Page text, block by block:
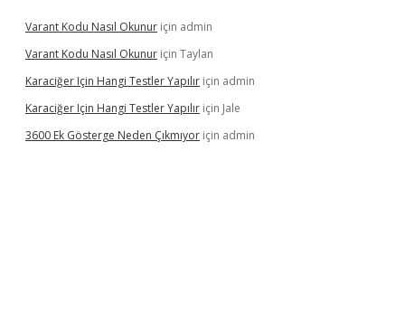
Varant Kodu Nasıl Okunur için admin
Varant Kodu Nasıl Okunur için Taylan
Karaciğer Için Hangi Testler Yapılır için admin
Karaciğer Için Hangi Testler Yapılır için Jale
3600 Ek Gösterge Neden Çıkmıyor için admin